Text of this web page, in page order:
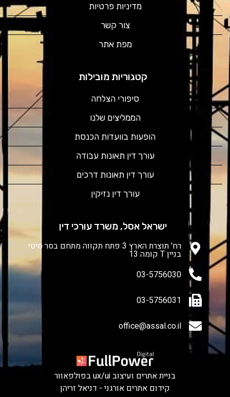
מדיניות פרטיות
צור קשר
מפת אתר
קטגוריות מובילות
סיפורי הצלחה
הממליצים שלנו
הופעות בוועדות הכנסת
עורך דין תאונות עבודה
עורך דין תאונות דרכים
עורך דין נזיקין
ישראל אסל, משרד עורכי דין
רח' תוצרת הארץ 3 פתח תקווה מתחם בסר סיטי
בניין T קומה 13
03-5756030
03-5756031
office@assal.co.il
בניית אתרים ועיצוב ux/ui בפולפאוור
קידום אתרים אורגני - דניאל זריהן